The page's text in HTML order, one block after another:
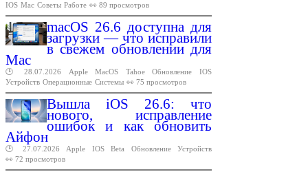
IOS Mac Советы Работе 👀 89 просмотров
macOS 26.6 доступна для
загрузки — что исправили
в свежем обновлении для
Mac
🕑 28.07.2026 Apple MacOS Tahoe Обновление
IOS
Устройств Операционные Системы 👀 75 просмотров
Вышла iOS 26.6: что
нового, исправление
ошибок и как обновить
Айфон
🕑 27.07.2026 Apple IOS Beta Обновление
Устройств
👀 72 просмотров